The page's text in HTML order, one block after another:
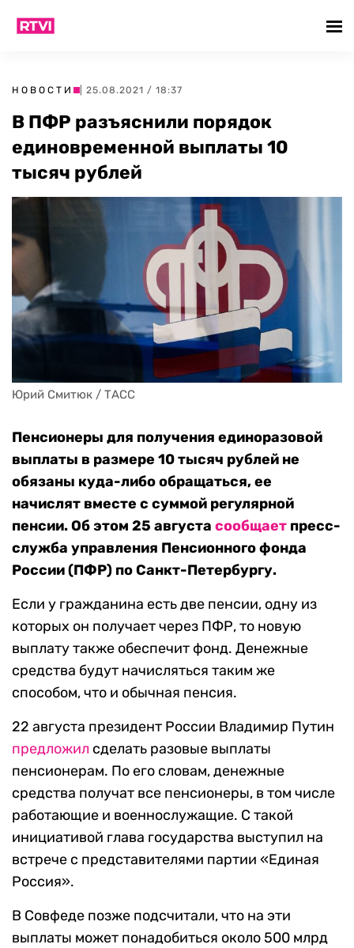
НОВОСТИ | 25.08.2021 / 18:37
В ПФР разъяснили порядок
единовременной выплаты 10
тысяч рублей
Юрий Смитюк / ТАСС
Пенсионеры для получения единоразовой
выплаты в размере 10 тысяч рублей не
обязаны куда-либо обращаться, ее
начислят вместе с суммой регулярной
пенсии. Об этом 25 августа сообщает пресс-
служба управления Пенсионного фонда
России (ПФР) по Санкт-Петербургу.
Если у гражданина есть две пенсии, одну из
которых он получает через ПФР, то новую
выплату также обеспечит фонд. Денежные
средства будут начисляться таким же
способом, что и обычная пенсия.
22 августа президент России Владимир Путин
предложил сделать разовые выплаты
пенсионерам. По его словам, денежные
средства получат все пенсионеры, в том числе
работающие и военнослужащие. С такой
инициативой глава государства выступил на
встрече с представителями партии «Единая
Россия».
В Совфеде позже подсчитали, что на эти
выплаты может понадобиться около 500 млрд